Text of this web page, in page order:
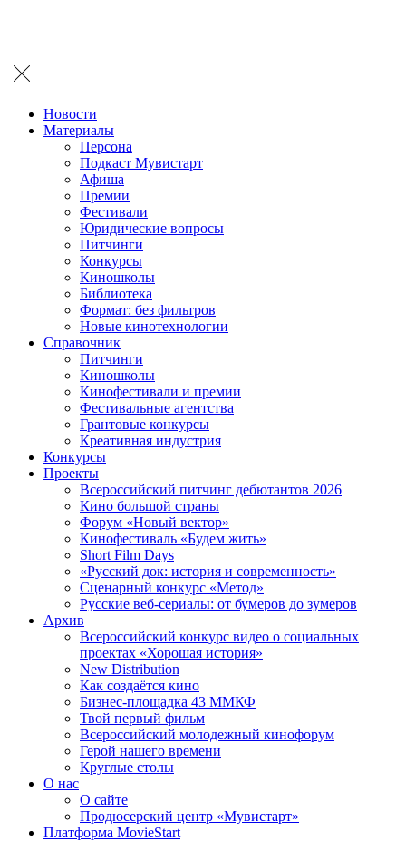
Новости
Материалы
Персона
Подкаст Мувистарт
Афиша
Премии
Фестивали
Юридические вопросы
Питчинги
Конкурсы
Киношколы
Библиотека
Формат: без фильтров
Новые кинотехнологии
Справочник
Питчинги
Киношколы
Кинофестивали и премии
Фестивальные агентства
Грантовые конкурсы
Креативная индустрия
Конкурсы
Проекты
Всероссийский питчинг дебютантов 2026
Кино большой страны
Форум «Новый вектор»
Кинофестиваль «Будем жить»
Short Film Days
«Русский док: история и современность»
Сценарный конкурс «Метод»
Русские веб-сериалы: от бумеров до зумеров
Архив
Всероссийский конкурс видео о социальных
проектах «Хорошая история»
New Distribution
Как создаётся кино
Бизнес-площадка 43 ММКФ
Твой первый фильм
Всероссийский молодежный кинофорум
Герой нашего времени
Круглые столы
О нас
О сайте
Продюсерский центр «Мувистарт»
Платформа MovieStart